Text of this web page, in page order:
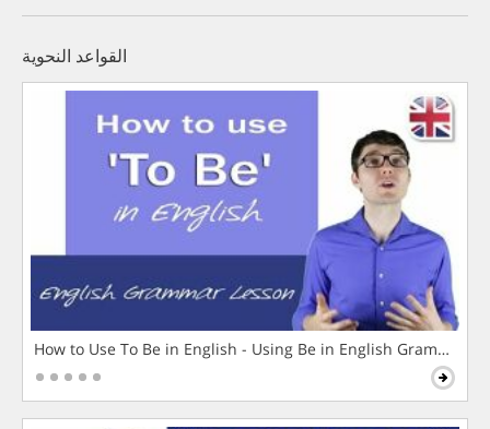
القواعد النحوية
How to Use To Be in English - Using Be in English Grammar